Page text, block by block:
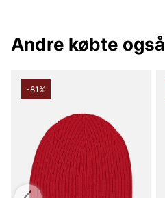
Andre købte også
-81%